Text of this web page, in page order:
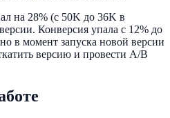
на 28% (с 50K до 36K в
Конверсия упала с 12% до
в момент запуска новой версии
версию и провести A/B